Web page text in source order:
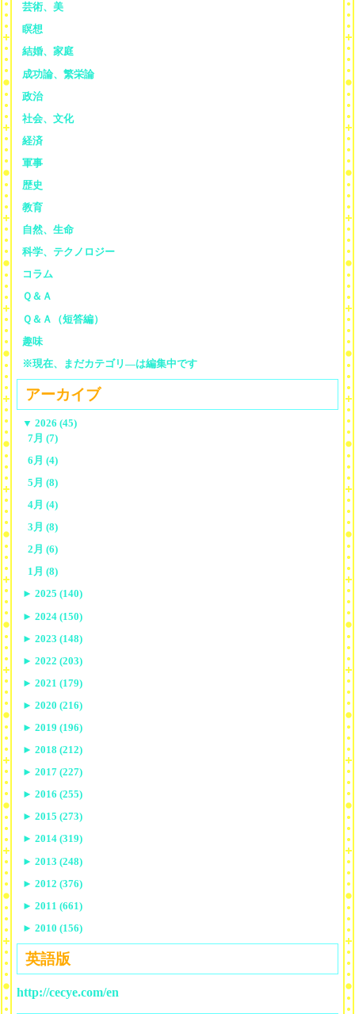
芸術、美
瞑想
結婚、家庭
成功論、繁栄論
政治
社会、文化
経済
軍事
歴史
教育
自然、生命
科学、テクノロジー
コラム
Ｑ＆Ａ
Ｑ＆Ａ（短答編）
趣味
※現在、まだカテゴリ—は編集中です
アーカイブ
▼ 2026 (45)
7月 (7)
6月 (4)
5月 (8)
4月 (4)
3月 (8)
2月 (6)
1月 (8)
► 2025 (140)
► 2024 (150)
► 2023 (148)
► 2022 (203)
► 2021 (179)
► 2020 (216)
► 2019 (196)
► 2018 (212)
► 2017 (227)
► 2016 (255)
► 2015 (273)
► 2014 (319)
► 2013 (248)
► 2012 (376)
► 2011 (661)
► 2010 (156)
英語版
http://cecye.com/en